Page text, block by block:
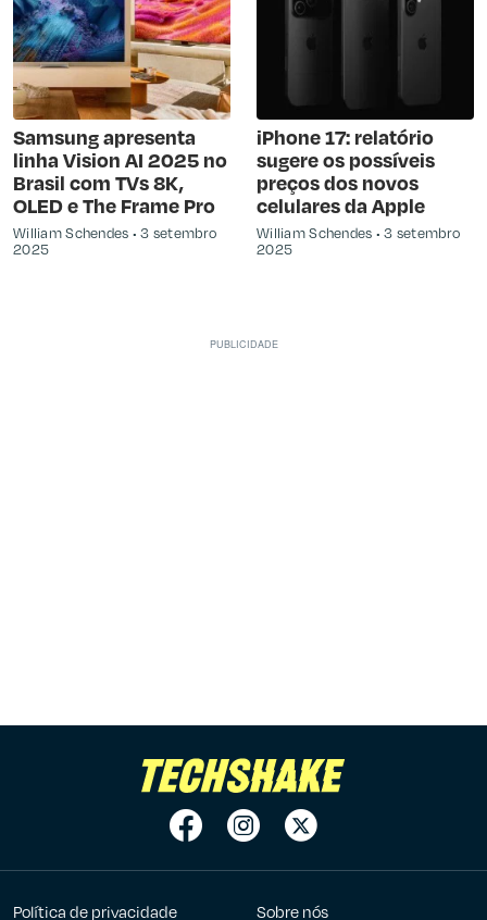
Samsung apresenta
linha Vision AI 2025 no
Brasil com TVs 8K,
OLED e The Frame Pro
William Schendes
3 setembro
2025
iPhone 17: relatório
sugere os possíveis
preços dos novos
celulares da Apple
William Schendes
3 setembro
2025
Política de privacidade Sobre nós